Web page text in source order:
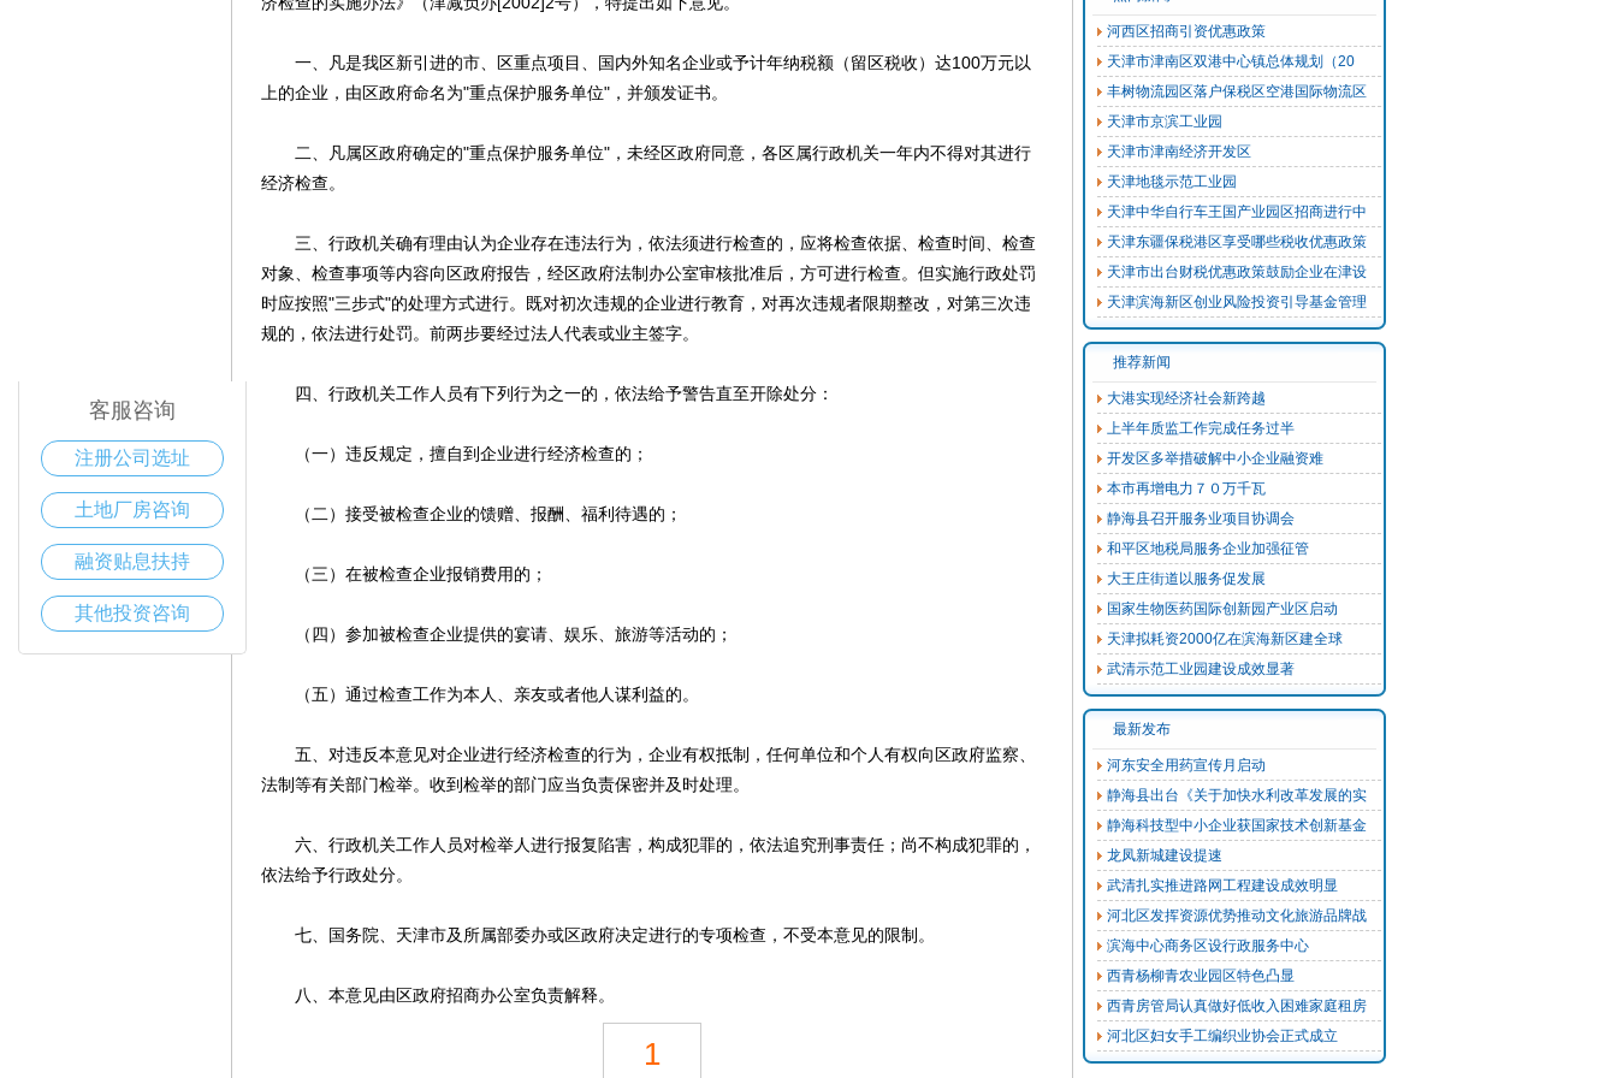
一、凡是我区新引进的市、区重点项目、国内外知名企业或予计年纳税额（留区税收）达100万元以
上的企业，由区政府命名为"重点保护服务单位"，并颁发证书。
二、凡属区政府确定的"重点保护服务单位"，未经区政府同意，各区属行政机关一年内不得对其进行
经济检查。
三、行政机关确有理由认为企业存在违法行为，依法须进行检查的，应将检查依据、检查时间、检查
对象、检查事项等内容向区政府报告，经区政府法制办公室审核批准后，方可进行检查。但实施行政处罚
时应按照"三步式"的处理方式进行。既对初次违规的企业进行教育，对再次违规者限期整改，对第三次违
规的，依法进行处罚。前两步要经过法人代表或业主签字。
四、行政机关工作人员有下列行为之一的，依法给予警告直至开除处分：
（一）违反规定，擅自到企业进行经济检查的；
（二）接受被检查企业的馈赠、报酬、福利待遇的；
（三）在被检查企业报销费用的；
（四）参加被检查企业提供的宴请、娱乐、旅游等活动的；
（五）通过检查工作为本人、亲友或者他人谋利益的。
五、对违反本意见对企业进行经济检查的行为，企业有权抵制，任何单位和个人有权向区政府监察、
法制等有关部门检举。收到检举的部门应当负责保密并及时处理。
六、行政机关工作人员对检举人进行报复陷害，构成犯罪的，依法追究刑事责任；尚不构成犯罪的，
依法给予行政处分。
七、国务院、天津市及所属部委办或区政府决定进行的专项检查，不受本意见的限制。
八、本意见由区政府招商办公室负责解释。
1
河西区招商引资优惠政策
天津市津南区双港中心镇总体规划（20
丰树物流园区落户保税区空港国际物流区
天津市京滨工业园
天津市津南经济开发区
天津地毯示范工业园
天津中华自行车王国产业园区招商进行中
天津东疆保税港区享受哪些税收优惠政策
天津市出台财税优惠政策鼓励企业在津设
天津滨海新区创业风险投资引导基金管理
推荐新闻
大港实现经济社会新跨越
上半年质监工作完成任务过半
开发区多举措破解中小企业融资难
本市再增电力７０万千瓦
静海县召开服务业项目协调会
和平区地税局服务企业加强征管
大王庄街道以服务促发展
国家生物医药国际创新园产业区启动
天津拟耗资2000亿在滨海新区建全球
武清示范工业园建设成效显著
最新发布
河东安全用药宣传月启动
静海县出台《关于加快水利改革发展的实
静海科技型中小企业获国家技术创新基金
龙凤新城建设提速
武清扎实推进路网工程建设成效明显
河北区发挥资源优势推动文化旅游品牌战
滨海中心商务区设行政服务中心
西青杨柳青农业园区特色凸显
西青房管局认真做好低收入困难家庭租房
河北区妇女手工编织业协会正式成立
客服咨询
注册公司选址
土地厂房咨询
融资贴息扶持
其他投资咨询